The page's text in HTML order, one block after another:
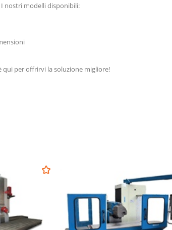
nostri modelli disponibili:
qui per offrirvi la soluzione migliore!